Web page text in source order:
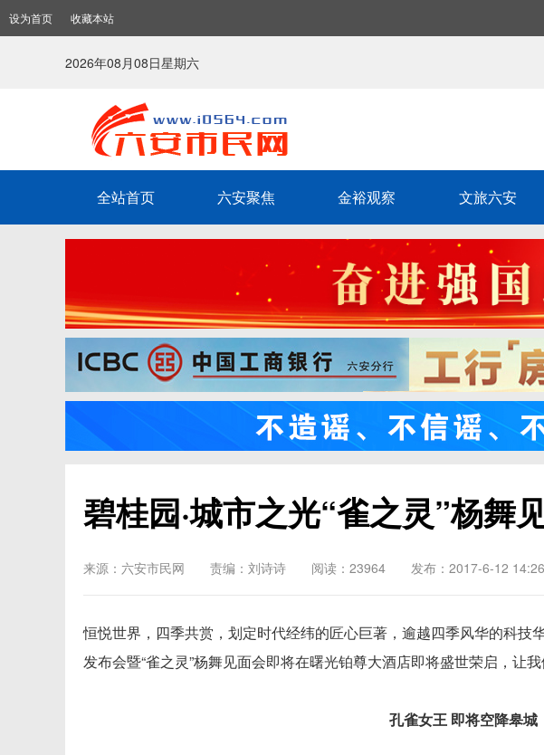
设为首页 收藏本站
2026年08月08日星期六
全站首页 六安聚焦 金裕观察 文旅六安
碧桂园·城市之光“雀之灵”杨舞
来源：六安市民网 责编：刘诗诗 阅读：23964 发布：2017-6-12
恒悦世界，四季共赏，划定时代经纬的匠心巨著，逾越四季风华的科技
发布会暨“雀之灵”杨舞见面会即将在曙光铂尊大酒店即将盛世荣启，让我
孔雀女王 即将空降皋城